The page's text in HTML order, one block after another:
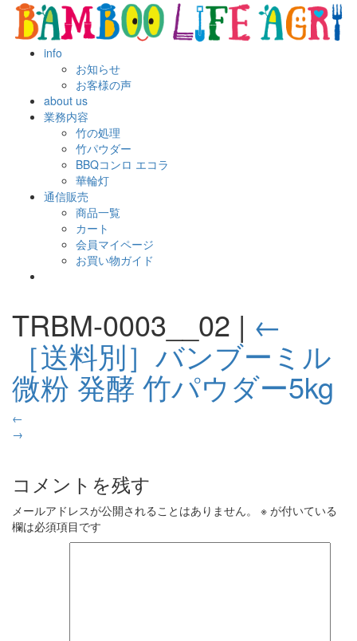
info
お知らせ
お客様の声
about us
業務内容
竹の処理
竹パウダー
BBQコンロ エコラ
華輪灯
通信販売
商品一覧
カート
会員マイページ
お買い物ガイド
TRBM-0003__02 | ←
［送料別］バンブーミル
微粉 発酵 竹パウダー5kg
←
→
コメントを残す
メールアドレスが公開されることはありません。 ※ が付いている
欄は必須項目です